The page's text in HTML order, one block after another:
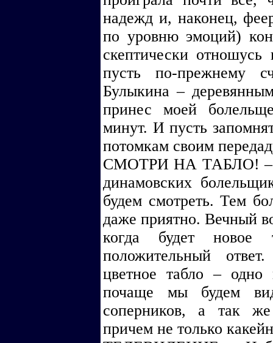
надежд и, наконец,
по уровню эмоций)
скептически отношусь
пусть по-прежнему
Булыкина –
принес моей
минут. И пусть
потомкам своим
СМОТРИ НА ТАБЛО! –
динамовских
будем смотреть. Тем
даже приятно. Вечный
когда будет новое
положительный
цветное табло –
почаще мы будем
соперников, а так
причем не только